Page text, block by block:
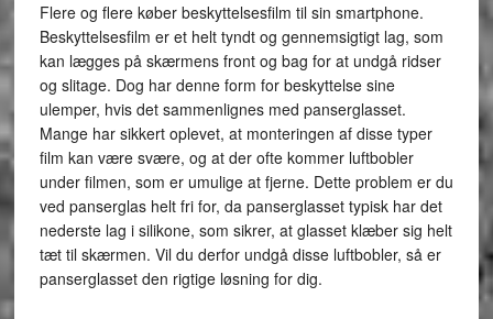
Flere og flere køber beskyttelsesfilm til sin smartphone.
Beskyttelsesfilm er et helt tyndt og gennemsigtigt lag, som
kan lægges på skærmens front og bag for at undgå ridser
og slitage. Dog har denne form for beskyttelse sine
ulemper, hvis det sammenlignes med panserglasset.
Mange har sikkert oplevet, at monteringen af disse typer
film kan være svære, og at der ofte kommer luftbobler
under filmen, som er umulige at fjerne. Dette problem er du
ved panserglas helt fri for, da panserglasset typisk har det
nederste lag i silikone, som sikrer, at glasset klæber sig helt
tæt til skærmen. Vil du derfor undgå disse luftbobler, så er
panserglasset den rigtige løsning for dig.